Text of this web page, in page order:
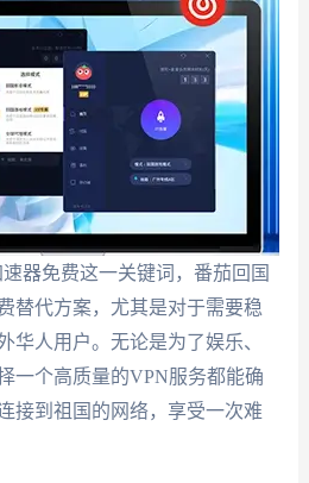
器免费这一关键词，番茄回国
替代方案，尤其是对于需要稳
华人用户。无论是为了娱乐、
一个高质量的VPN服务都能确
接到祖国的网络，享受一次难